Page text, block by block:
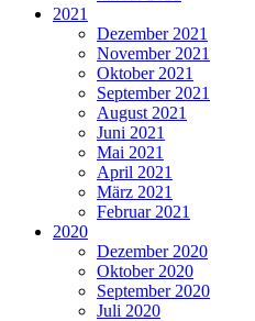
2021
Dezember 2021
November 2021
Oktober 2021
September 2021
August 2021
Juni 2021
Mai 2021
April 2021
März 2021
Februar 2021
2020
Dezember 2020
Oktober 2020
September 2020
Juli 2020